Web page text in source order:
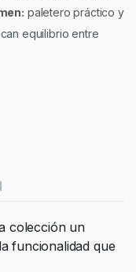
paletero práctico y
equilibrio entre
colección un
funcionalidad que